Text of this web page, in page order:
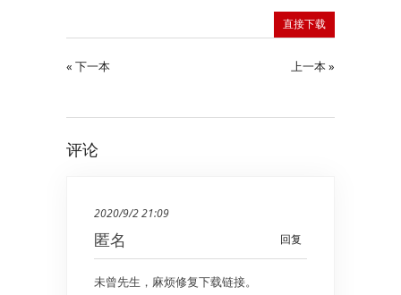
直接下载
« 下一本 上一本 »
评论
2020/9/2 21:09
回复
匿名
未曾先生，麻烦修复下载链接。